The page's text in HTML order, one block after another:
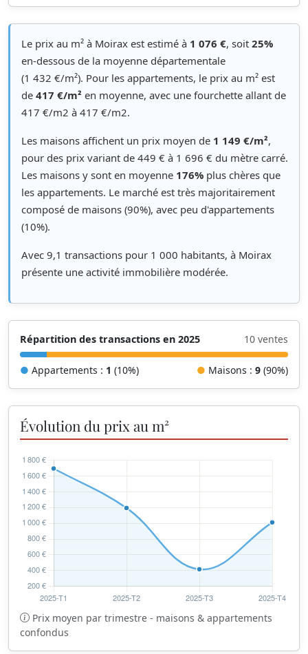
Le prix au m² à Moirax est estimé à 1 076 €, soit 25%
en-dessous de la moyenne départementale
(1 432 €/m²). Pour les appartements, le prix au m² est
de 417 €/m² en moyenne, avec une fourchette allant de
417 €/m2 à 417 €/m2.
Les maisons affichent un prix moyen de 1 149 €/m²,
pour des prix variant de 449 € à 1 696 € du mètre carré.
Les maisons y sont en moyenne 176% plus chères que
les appartements. Le marché est très majoritairement
composé de maisons (90%), avec peu d'appartements
(10%).
Avec 9,1 transactions pour 1 000 habitants, à Moirax
présente une activité immobilière modérée.
Répartition des transactions en 2025 10 ventes
● Appartements : 1 (10%) ● Maisons : 9 (90%)
Évolution du prix au m²
Prix moyen par trimestre - maisons & appartements
confondus